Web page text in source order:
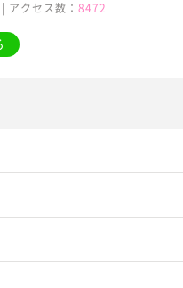
アクセス数：8472